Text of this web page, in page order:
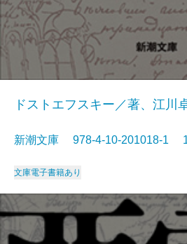
ドストエフスキー／著、江川
新潮文庫 978-4-10-201018-1
文庫電子書籍あり